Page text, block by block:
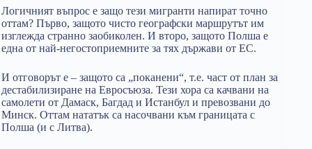
Логичният въпрос е защо тези мигранти напират точно
оттам? Първо, защото чисто географски маршрутът им
изглежда странно заобиколен. И второ, защото Полша е
една от най-негостоприемните за тях държави от ЕС.
И отговорът е – защото са „поканени“, т.е. част от план за
дестабилизиране на Евросъюза. Тези хора са качвани на
самолети от Дамаск, Багдад и Истанбул и превозвани до
Минск. Оттам нататък са насочвани към границата с
Полша (и с Литва).